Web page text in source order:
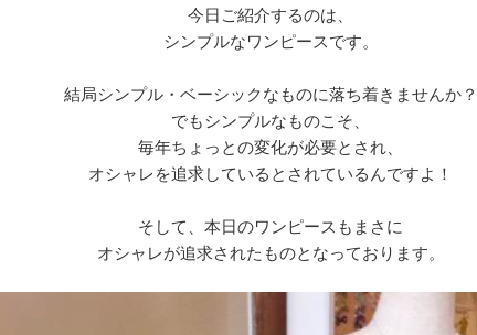
今日ご紹介するのは、
シンプルなワンピースです。
結局シンプル・ベーシックなものに落ち着きませんか？
でもシンプルなものこそ、
毎年ちょっとの変化が必要とされ、
オシャレを追求しているとされているんですよ！
そして、本日のワンピースもまさに
オシャレが追求されたものとなっております。